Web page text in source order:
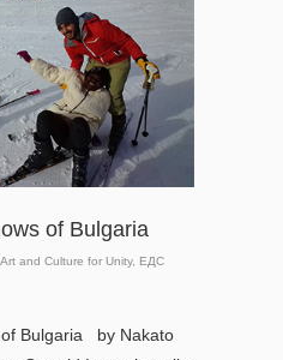
of Bulgaria
Art and Culture for Unity, ЕДС
Bulgaria by Nakato